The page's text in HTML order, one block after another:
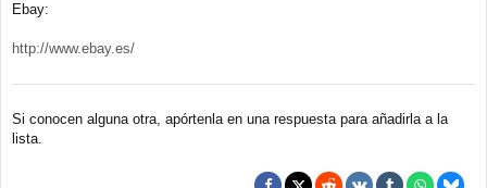
Ebay:
http://www.ebay.es/
Si conocen alguna otra, apórtenla en una respuesta para añadirla a la
lista.